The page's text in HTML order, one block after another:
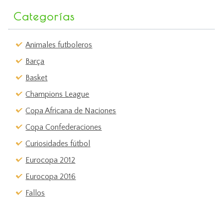
Categorías
Animales futboleros
Barça
Basket
Champions League
Copa Africana de Naciones
Copa Confederaciones
Curiosidades fútbol
Eurocopa 2012
Eurocopa 2016
Fallos